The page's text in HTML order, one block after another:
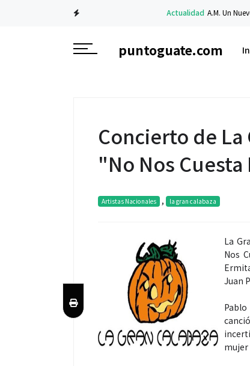
Actualidad A.M. Un Nuevo
puntoguate.com
Concierto de La
"No Nos Cuesta
Artistas Nacionales , la gran calabaza
La
Nos
Juan
mujer